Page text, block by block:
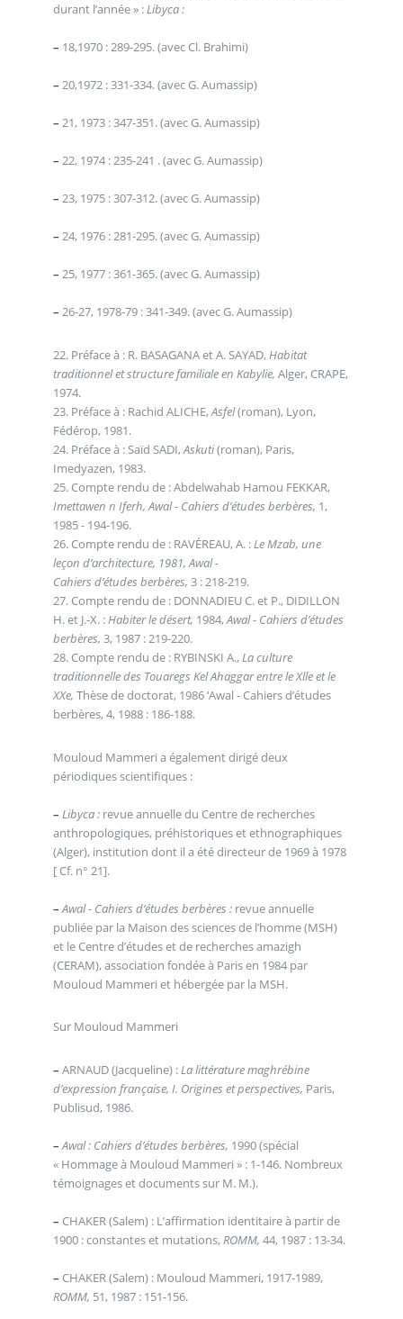
durant l’année » :Libyca :
– 18,1970 : 289-295. (avec Cl. Brahimi)
– 20,1972 : 331-334. (avec G. Aumassip)
– 21, 1973 : 347-351. (avec G. Aumassip)
– 22, 1974 : 235-241 . (avec G. Aumassip)
– 23, 1975 : 307-312. (avec G. Aumassip)
– 24, 1976 : 281-295. (avec G. Aumassip)
– 25, 1977 : 361-365. (avec G. Aumassip)
– 26-27, 1978-79 : 341-349. (avec G. Aumassip)
22. Préface à : R. BASAGANA et A. SAYAD, Habitat
traditionnel et structure familiale en Kabylie, Alger, CRAPE,
1974.
23. Préface à : Rachid ALICHE,Asfel(roman), Lyon,
Fédérop, 1981.
24. Préface à : Saïd SADI,Askuti(roman), Paris,
Imedyazen, 1983.
25. Compte rendu de : Abdelwahab Hamou FEKKAR,
Imettawen n Iferh, Awal - Cahiers d’études berbères, 1,
1985 - 194-196.
26. Compte rendu de : RAVÉREAU, A. :Le Mzab, une
leçon d’architecture, 1981, Awal -
Cahiers d’études berbères, 3 : 218-219.
27. Compte rendu de : DONNADIEU C. et P., DIDILLON
H. et J.-X. :Habiter le désert, 1984,Awal - Cahiers d’études
berbères, 3, 1987 : 219-220.
28. Compte rendu de : RYBINSKI A., La culture
traditionnelle des Touaregs Kel Ahaggar entre le Xlle et le
XXe, Thèse de doctorat, 1986 ‘Awal - Cahiers d’études
berbères, 4, 1988 : 186-188.
Mouloud Mammeri a également dirigé deux
périodiques scientifiques :
– Libyca :revue annuelle du Centre de recherches
anthropologiques, préhistoriques et ethnographiques
(Alger), institution dont il a été directeur de 1969 à 1978
[ Cf. n° 21].
– Awal - Cahiers d’études berbères :revue annuelle
publiée par la Maison des sciences de l’homme (MSH)
et le Centre d’études et de recherches amazigh
(CERAM), association fondée à Paris en 1984 par
Mouloud Mammeri et hébergée par la MSH.
Sur Mouloud Mammeri
– ARNAUD (Jacqueline) :La littérature maghrébine
d’expression française, I. Origines et perspectives, Paris,
Publisud, 1986.
– Awal : Cahiers d’études berbères, 1990 (spécial
« Hommage à Mouloud Mammeri » : 1-146. Nombreux
témoignages et documents sur M. M.).
– CHAKER (Salem) : L’affirmation identitaire à partir de
1900 : constantes et mutations, ROMM, 44, 1987 : 13-34.
– CHAKER (Salem) : Mouloud Mammeri, 1917-1989,
ROMM, 51, 1987 : 151-156.